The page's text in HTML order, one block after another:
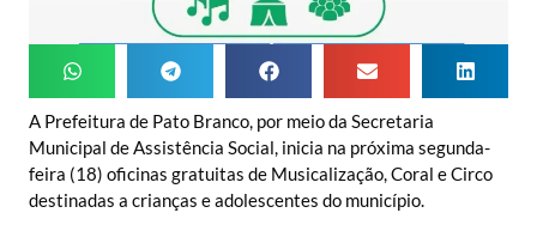
A Prefeitura de Pato Branco, por meio da Secretaria
Municipal de Assistência Social, inicia na próxima segunda-
feira (18) oficinas gratuitas de Musicalização, Coral e Circo
destinadas a crianças e adolescentes do município.